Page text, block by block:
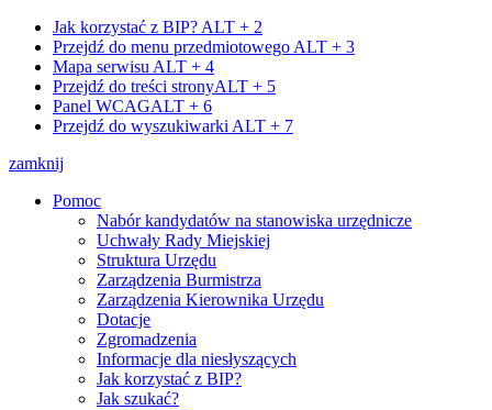
Jak korzystać z BIP? ALT + 2
Przejdź do menu przedmiotowego ALT + 3
Mapa serwisu ALT + 4
Przejdź do treści stronyALT + 5
Panel WCAGALT + 6
Przejdź do wyszukiwarki ALT + 7
zamknij
Pomoc
Nabór kandydatów na stanowiska urzędnicze
Uchwały Rady Miejskiej
Struktura Urzędu
Zarządzenia Burmistrza
Zarządzenia Kierownika Urzędu
Dotacje
Zgromadzenia
Informacje dla niesłyszących
Jak korzystać z BIP?
Jak szukać?